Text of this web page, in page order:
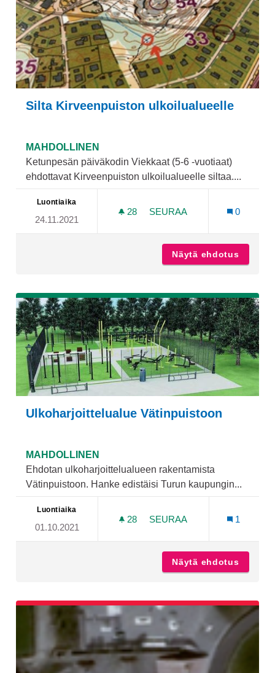
Silta Kirveenpuiston ulkoilualueelle
MAHDOLLINEN
Ketunpesän päiväkodin Viekkaat (5-6 -vuotiaat)
ehdottavat Kirveenpuiston ulkoilualueelle siltaa....
Luontiaika
24.11.2021
28 28 SEURAAJAA
SEURAA
0
Näytä ehdotus
Ulkoharjoittelualue Vätinpuistoon
MAHDOLLINEN
Ehdotan ulkoharjoittelualueen rakentamista
Vätinpuistoon. Hanke edistäisi Turun kaupungin...
Luontiaika
01.10.2021
28 28 SEURAAJAA
SEURAA
1
Näytä ehdotus